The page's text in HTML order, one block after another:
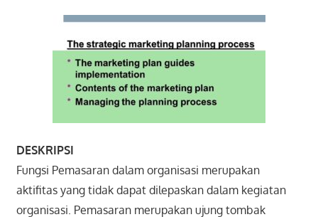
DESKRIPSI
Fungsi Pemasaran dalam organisasi merupakan
aktifitas yang tidak dapat dilepaskan dalam kegiatan
organisasi. Pemasaran merupakan ujung tombak